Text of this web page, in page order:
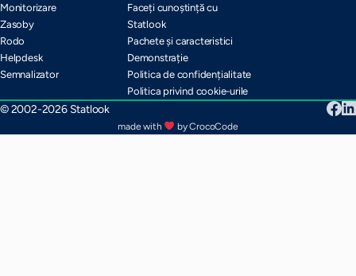
Monitorizare
Zasoby
Rodo
Helpdesk
Semnalizator
Faceți cunoștință cu
Statlook
Pachete și caracteristici
Demonstrație
Politica de confidențialitate
Politica privind cookie-urile
© 2002-2026 Statlook
made with by CrocoCode